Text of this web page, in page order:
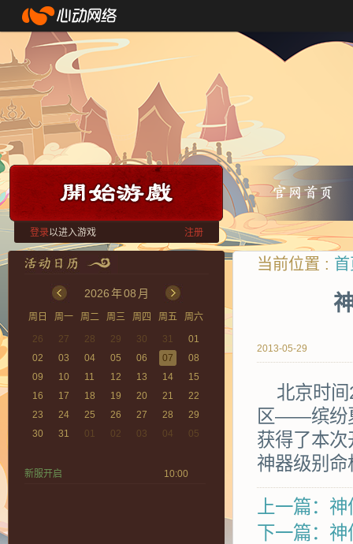
登录以进入游戏 注册
2026年08 月
周日 周一 周二 周三 周四 周五
周六
26
27 28 29 30 31
01
02
03 04 05 06 07
08
09
10 11 12 13 14
15
16
17 18 19 20 21
22
23
24 25 26 27 28
29
30
31 01 02 03 04 05
新服开启 10:00
当前位置 :
2013-05-29
北京时
区——缤纷
获得了本
神器级别
上一篇：
下一篇：